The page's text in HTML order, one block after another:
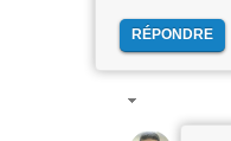
RÉPONDRE